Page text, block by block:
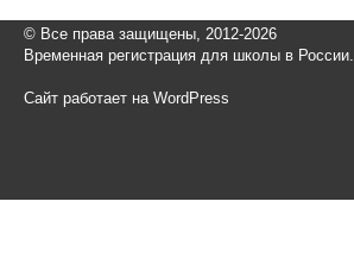
© Все права защищены, 2012-2026
Временная регистрация для школы в России.
Сайт работает на WordPress